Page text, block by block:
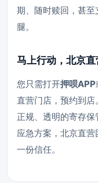
期、随时赎回，甚
腿。
马上行动，北京
您只需打开押呗APP
直营门店，预约到
正规、透明的寄存
应急方案，北京直
一份信任。